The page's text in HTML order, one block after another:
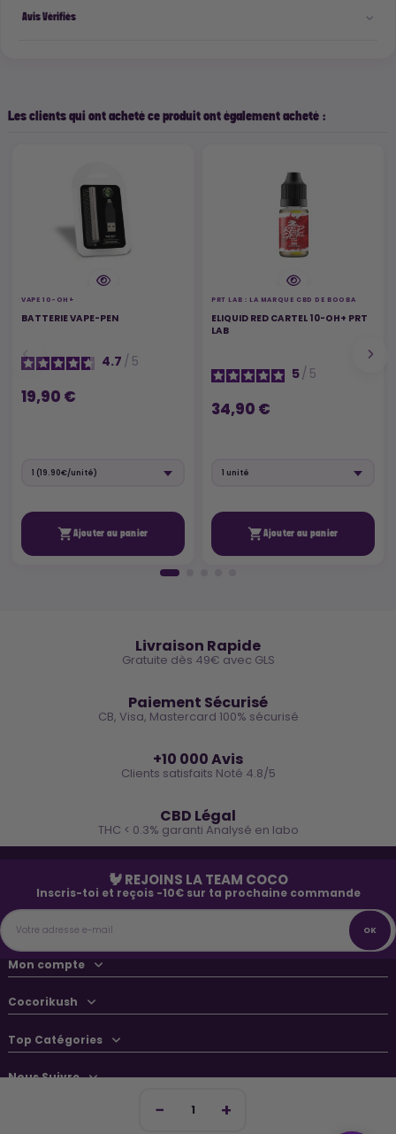
Avis Vérifiés
Les clients qui ont acheté ce produit ont également acheté :
VAPE 10-OH+
BATTERIE VAPE-PEN
4.7 / 5
19,90 €
Ajouter au panier
PRT LAB : LA MARQUE CBD DE BOOBA
ELIQUID RED CARTEL 10-OH+ PRT
LAB
5/ 5
34,90 €
Ajouter au panier
Livraison Rapide
Gratuite dès 49€ avec GLS
Paiement Sécurisé
CB, Visa, Mastercard 100% sécurisé
+10 000 Avis
Clients satisfaits Noté 4.8/5
CBD Légal
THC < 0.3% garanti Analysé en labo
🐓 REJOINS LA TEAM COCO
Inscris-toi et reçois -10€ sur ta prochaine commande
Mon compte
Cocorikush
Top Catégories
Nous Suivre